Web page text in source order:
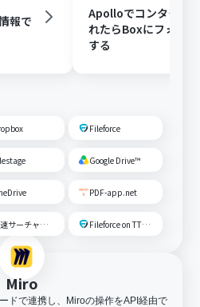
報で
Apolloでコンタクト
れたらBoxにフォル
する
Fileforce
Google Drive™
PDF-app.net
快速サーチャーGX Fileforce on TTS Cloud
Miro
ドで連携し、Miroの操作をAPI経由で